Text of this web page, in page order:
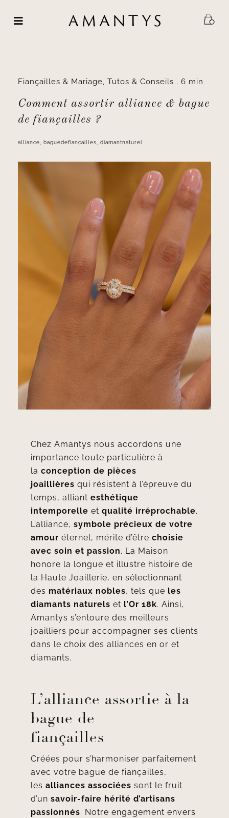
Fiançailles & Mariage, Tutos & Conseils . 6 min
Comment assortir alliance & bague
de fiançailles ?
alliance baguedefiançailles diamantnaturel
Chez Amantys nous accordons une
importance toute particulière à
la conception de pièces
joaillières qui résistent à l’épreuve du
temps, alliant esthétique
intemporelle et qualité irréprochable.
L’alliance, symbole précieux de votre
amour éternel, mérite d’être choisie
avec soin et passion. La Maison
honore la longue et illustre histoire de
la Haute Joaillerie, en sélectionnant
des matériaux nobles, tels que les
diamants naturels et l’Or 18k. Ainsi,
Amantys s’entoure des meilleurs
joailliers pour accompagner ses clients
dans le choix des alliances en or et
diamants.
L’alliance assortie à la
bague de
fiançailles
Créées pour s’harmoniser parfaitement
avec votre bague de fiançailles,
les alliances associées sont le fruit
d’un savoir-faire hérité d’artisans
passionnés. Notre engagement envers